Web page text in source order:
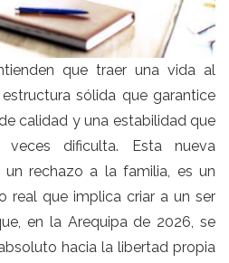
que traer una vida al
sólida que garantice
calidad y una estabilidad que
dificulta. Esta nueva
un rechazo a la familia, es un
real que implica criar a un ser
en la Arequipa de 2026, se
hacia la libertad propia